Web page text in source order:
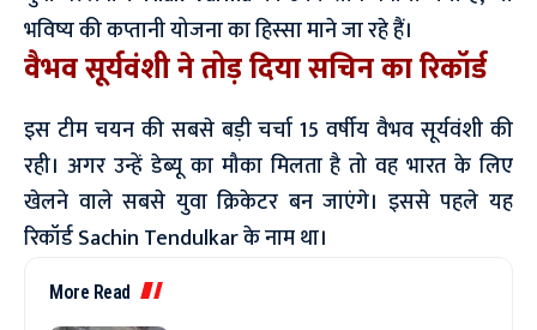
भविष्य की कप्तानी योजना का हिस्सा माने जा रहे हैं।
वैभव सूर्यवंशी ने तोड़ दिया सचिन का रिकॉर्ड
इस टीम चयन की सबसे बड़ी चर्चा 15 वर्षीय वैभव सूर्यवंशी की
रही। अगर उन्हें डेब्यू का मौका मिलता है तो वह भारत के लिए
खेलने वाले सबसे युवा क्रिकेटर बन जाएंगे। इससे पहले यह
रिकॉर्ड Sachin Tendulkar के नाम था।
More Read